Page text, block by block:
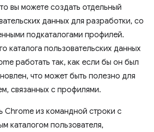
вы можете создать отдельный
данных для разработки, со
подкаталогами профилей.
каталога пользовательских данных
работать так, как если бы он был
что может быть полезно для
связанных с профилями.
Chrome из командной строки с
каталогом пользователя,